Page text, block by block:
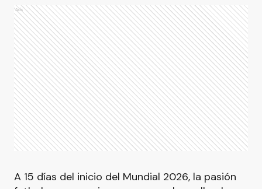
Ads
A 15 días del inicio del Mundial 2026, la pasión